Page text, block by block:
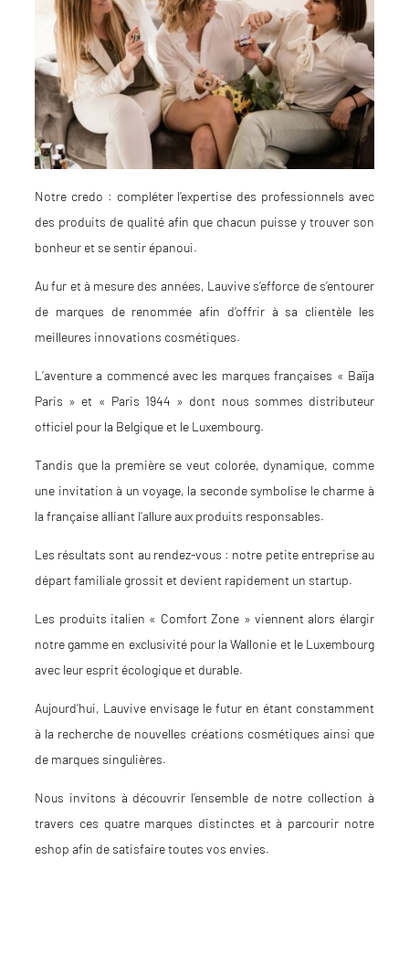
Notre credo : compléter l’expertise des professionnels avec
des produits de qualité afin que chacun puisse y trouver son
bonheur et se sentir épanoui.
Au fur et à mesure des années, Lauvive s’efforce de s’entourer
de marques de renommée afin d’offrir à sa clientèle les
meilleures innovations cosmétiques.
L’aventure a commencé avec les marques françaises « Baïja
Paris » et « Paris 1944 » dont nous sommes distributeur
officiel pour la Belgique et le Luxembourg.
Tandis que la première se veut colorée, dynamique, comme
une invitation à un voyage, la seconde symbolise le charme à
la française alliant l’allure aux produits responsables.
Les résultats sont au rendez-vous : notre petite entreprise au
départ familiale grossit et devient rapidement un startup.
Les produits italien « Comfort Zone » viennent alors élargir
notre gamme en exclusivité pour la Wallonie et le Luxembourg
avec leur esprit écologique et durable.
Aujourd’hui, Lauvive envisage le futur en étant constamment
à la recherche de nouvelles créations cosmétiques ainsi que
de marques singulières.
Nous invitons à découvrir l’ensemble de notre collection à
travers ces quatre marques distinctes et à parcourir notre
eshop afin de satisfaire toutes vos envies.